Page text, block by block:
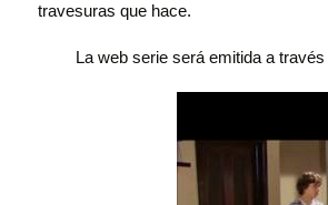
travesuras que hace.
La web serie será emitida a través